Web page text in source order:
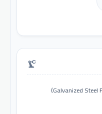
precision_manufacturing